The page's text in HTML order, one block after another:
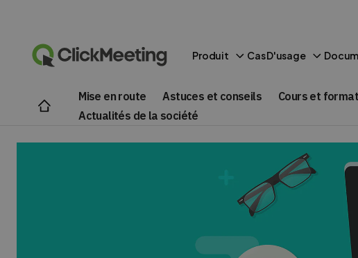
Produit Cas D'usage
Mise en route Astuces et conseils Cours et
Actualités de la société